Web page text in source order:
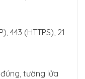
443 (HTTPS), 21
tường lửa